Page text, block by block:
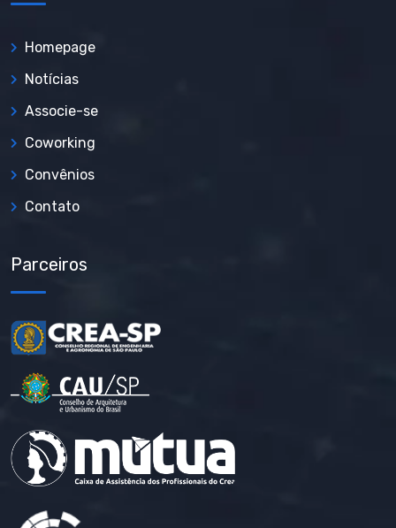
Homepage
Notícias
Associe-se
Coworking
Convênios
Contato
Parceiros